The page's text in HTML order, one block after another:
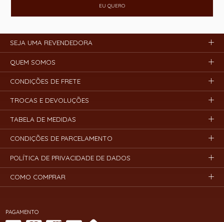
EU QUERO
PAGAMENTO
SEJA UMA REVENDEDORA
QUEM SOMOS
CONDIÇÕES DE FRETE
TROCAS E DEVOLUÇÕES
TABELA DE MEDIDAS
CONDIÇÕES DE PARCELAMENTO
POLÍTICA DE PRIVACIDADE DE DADOS
COMO COMPRAR